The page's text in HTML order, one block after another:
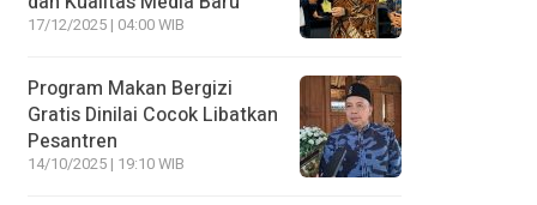
17/12/2025 | 04:00 WIB
Program Makan Bergizi
Gratis Dinilai Cocok Libatkan
Pesantren
14/10/2025 | 19:10 WIB